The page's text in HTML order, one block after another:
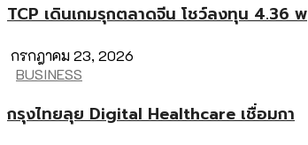
TCP เดินเกมรุกตลาดจีน โชว์ลงทุน 4.36 พ
กรกฎาคม 23, 2026
BUSINESS
กรุงไทยลุย Digital Healthcare เชื่อมกา